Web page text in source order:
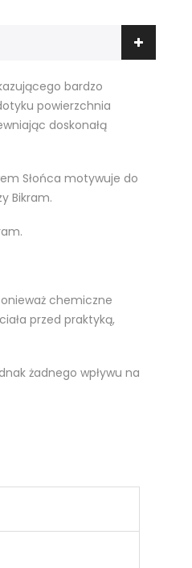
bardzo
powierzchnia
doskonałą
Słońca motywuje do
Bikram.
chemiczne
przed praktyką,
żadnego wpływu na